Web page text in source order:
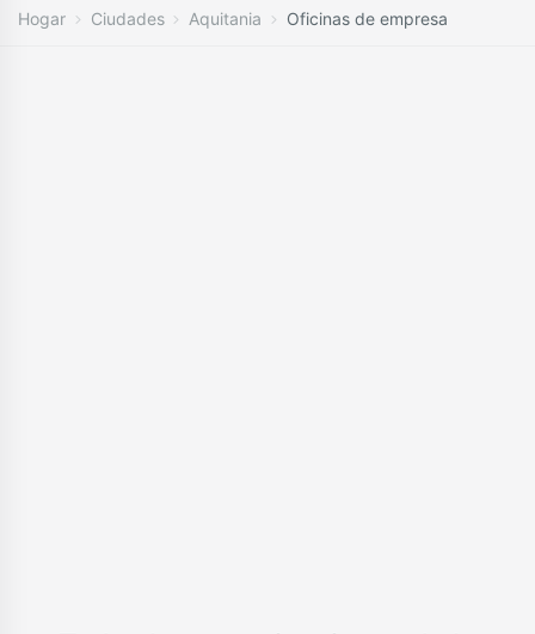
Hogar Ciudades Aquitania Oficinas de empresa